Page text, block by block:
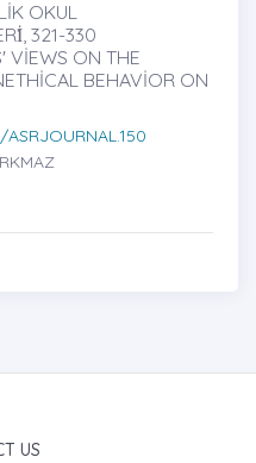
OKUL
321-330
VİEWS ON THE
BEHAVİOR ON
US